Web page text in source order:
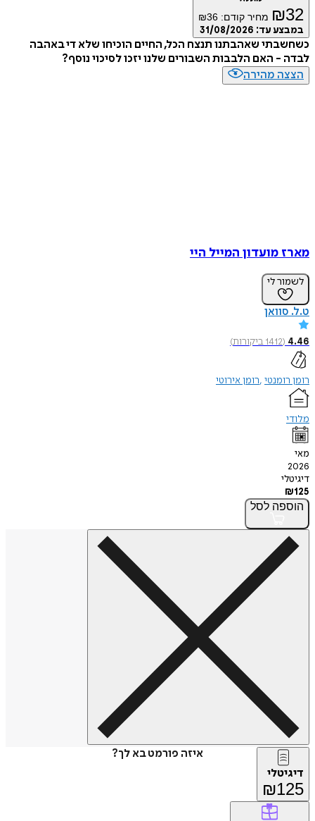
₪32 מחיר קודם: ₪36
במבצע עד: 31/08/2026
כשחשבתי שאהבתנו תנצח הכל, החיים הוכיחו שלא די באהבה
לבדה - האם הלבבות השבורים שלנו יזכו לסיכוי נוסף?
הצצה מהירה
מארז מועדון המייל היי
לשמור לי
ט.ל. סוואן
4.46
(
1412ביקורות)
רומן רומנטי רומן אירוטי
מלודי
מאי
2026
דיגיטלי
₪125
הוספה לסל
איזה פורמט בא לך?
דיגיטלי
₪125